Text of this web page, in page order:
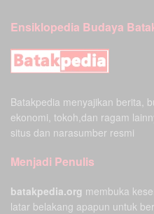
Ensiklopedia Budaya
Batakpedia menyajikan berita,
ekonomi, tokoh,dan ragam
situs dan narasumber resmi
Menjadi Penulis
batakpedia.org membuka
latar belakang apapun untuk